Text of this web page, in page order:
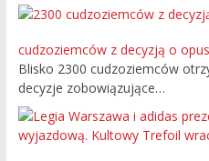
cudzoziemców z decyzją o
Blisko 2300 cudzoziemców
decyzje zobowiązujące…